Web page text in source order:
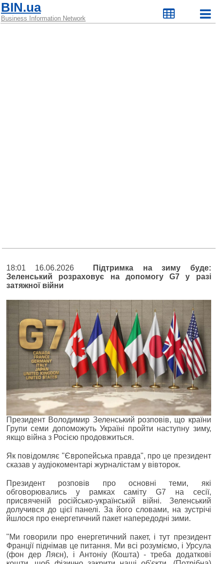
BIN.ua
Business Information Network
18:01 16.06.2026
Підтримка на зиму буде:
Зеленський розраховує на допомогу G7 у разі
затяжної війни
Президент Володимир Зеленський розповів, що країни
Групи семи допоможуть Україні пройти наступну зиму,
якщо війна з Росією продовжиться.
Як повідомляє "Європейська правда", про це президент
сказав у аудіокоментарі журналістам у вівторок.
Президент розповів про основні теми, які
обговорювались у рамках саміту G7 на сесії,
присвяченій російсько-українській війні. Зеленський
долучився до цієї панелі. За його словами, на зустрічі
йшлося про енергетичний пакет напередодні зими.
"Ми говорили про енергетичний пакет, і тут президент
Франції піднімав це питання. Ми всі розуміємо, і Урсула
(фон дер Ляєн), і Антоніу (Кошта) - треба додаткові